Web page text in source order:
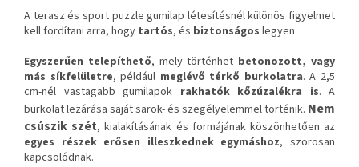
A terasz és sport puzzle gumilap létesítésnél különös figyelmet
kell fordítani arra, hogy tartós, és biztonságos legyen.
Egyszerűen telepíthető, mely történhet betonozott, vagy
más síkfelületre, például meglévő térkő burkolatra. A 2,5
cm-nél vastagabb gumilapok rakhatók kőzúzalékra is. A
burkolat lezárása saját sarok- és szegélyelemmel történik. Nem
csúszik szét, kialakításának és formájának köszönhetően az
egyes részek erősen illeszkednek egymáshoz, szorosan
kapcsolódnak.